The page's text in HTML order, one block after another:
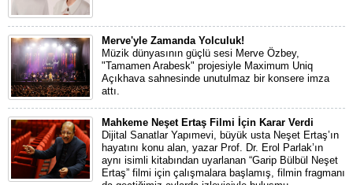
Merve'yle Zamanda Yolculuk!
Müzik dünyasının güçlü sesi Merve Özbey,
"Tamamen Arabesk" projesiyle Maximum Uniq
Açıkhava sahnesinde unutulmaz bir konsere imza
attı.
Mahkeme Neşet Ertaş Filmi İçin Karar Verdi
Dijital Sanatlar Yapımevi, büyük usta Neşet Ertaş’ın
hayatını konu alan, yazar Prof. Dr. Erol Parlak’ın
aynı isimli kitabından uyarlanan “Garip Bülbül Neşet
Ertaş” filmi için çalışmalara başlamış, filmin fragmanı